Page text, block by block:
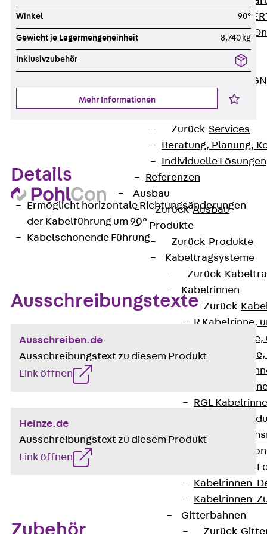
JORDAHL®
JORDAHL® JVB
ISOCHECK
FERBOX®-
Zurück Services
Beratung, Planung,
Individuelle Lösungen
Referenzen
Ausbau
Zurück Ausbau
Produkte
Zurück Produkte
Kabeltragsysteme
Zurück
Kabelrinnen
Zurück
R Kabelrinne,
RS
RG
RGM
RGS
RGL
RI
RIS
Kabelrinnen-
Kabelrinnen-
Kabelrinnen-
Gitterbahnen
Zurück
Winkel 90°
Gewicht je Lagermengeneinheit 8,740 kg
Inklusivzubehör
Mehr Informationen
Details
Ermöglicht horizontale Richtungsänderungen
der Kabelführung um 90°
Kabelschonende Führung
Ausschreibungstexte
Ausschreiben.de
Ausschreibungstext zu diesem Produkt
Link öffnen
Heinze.de
Ausschreibungstext zu diesem Produkt
Link öffnen